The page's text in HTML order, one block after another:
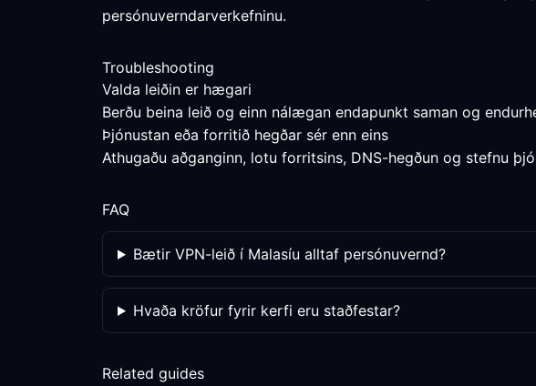
persónuverndarverkefninu.
Troubleshooting
Valda leiðin er hægari
Berðu beina leið og einn nálægan endapunkt saman og
Þjónustan eða forritið hegðar sér enn eins
Athugaðu aðganginn, lotu forritsins, DNS-hegðun og stefnu
FAQ
Bætir VPN-leið í Malasíu alltaf persónuvernd?
Hvaða kröfur fyrir kerfi eru staðfestar?
Related guides